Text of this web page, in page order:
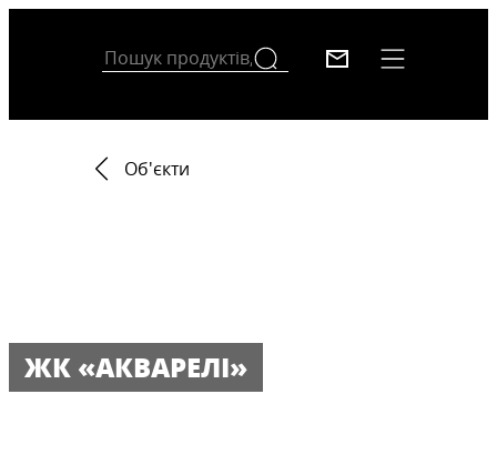
Об'єкти
ЖК «АКВАРЕЛІ»